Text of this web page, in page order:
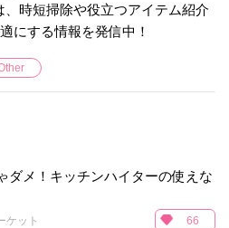
時短掃除や役立つアイテム紹介
にする情報を発信中！
ダメ！キッチンハイターの使えな
ケット 66